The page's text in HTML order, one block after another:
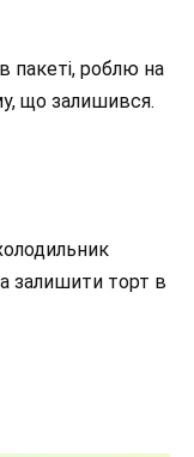
пакеті, роблю на
що залишився.
залишити торт в